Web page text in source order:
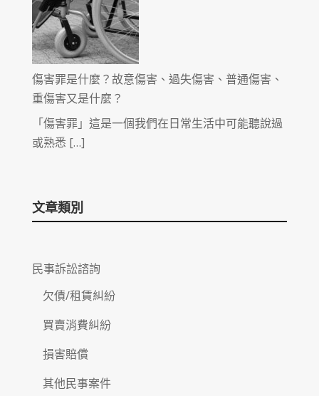
傷害罪是什麼？故意傷害、過失傷害、普通傷害、
重傷害又是什麼？
「傷害罪」這是一個我們在日常生活中可能聽說過
或熟悉 […]
文章類別
民事訴訟諮詢
欠債/租賃糾紛
買賣消費糾紛
損害賠償
其他民事案件